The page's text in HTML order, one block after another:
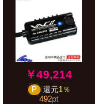
￥49,214
P 還元1％
492pt